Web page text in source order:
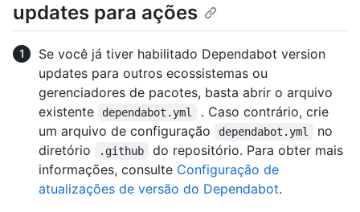
updates para ações
Se você já tiver habilitado Dependabot version
updates para outros ecossistemas ou
gerenciadores de pacotes, basta abrir o arquivo
existente
dependabot.yml
. Caso contrário, crie
um arquivo de configuração
dependabot.yml
no
diretório
.github
do repositório. Para obter mais
informações, consulte Configuração de
atualizações de versão do Dependabot.